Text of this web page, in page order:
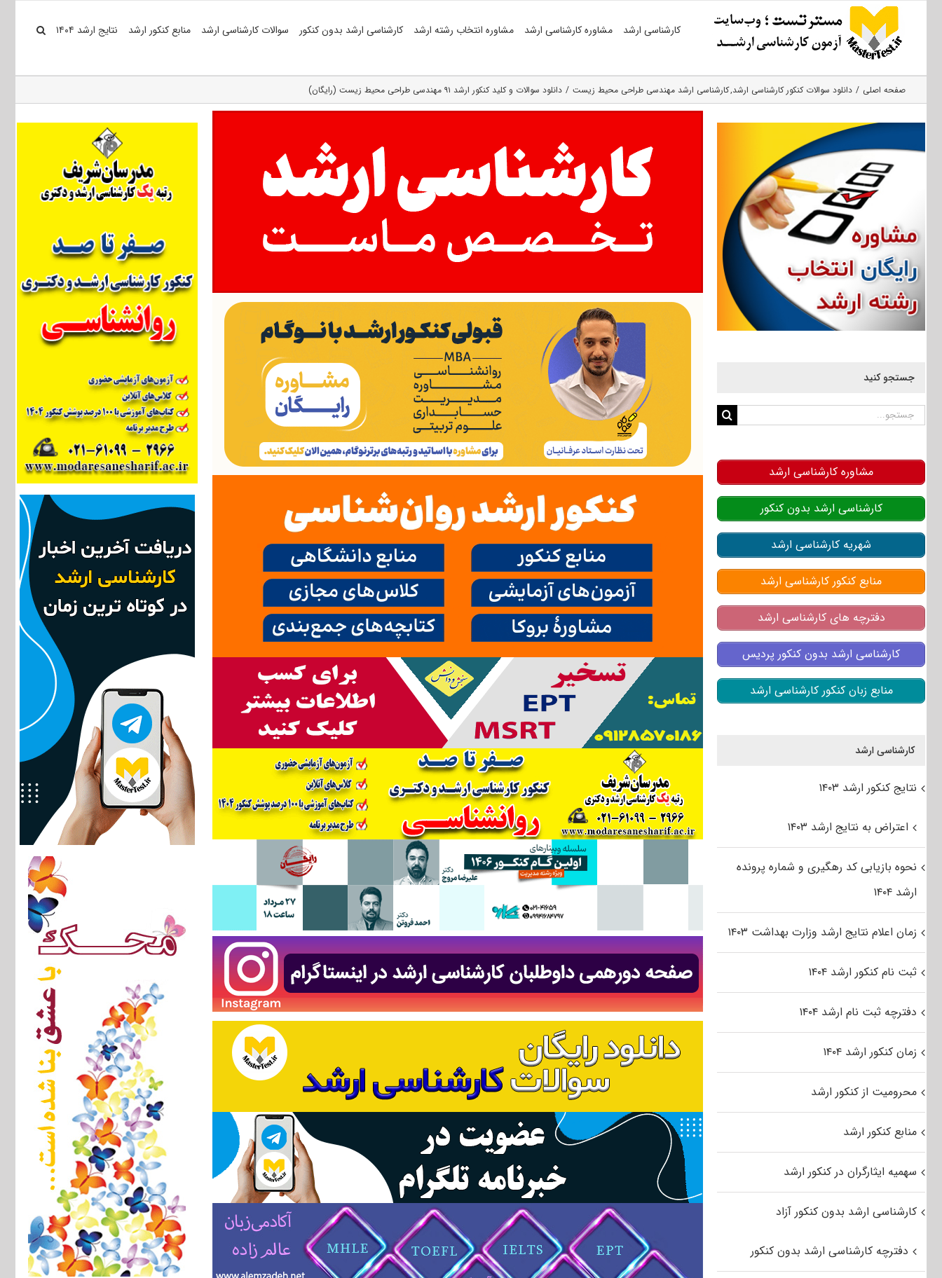
کارشناسی ارشد مشاوره کارشناسی ارشد مشاوره انتخاب رشته ارشد کارشناسی ارشد بدون کنکور سوالات کارشناسی ارشد منابع کنکور ارشد نتایج ارشد ۱۴۰۴
صفحه اصلی دانلود سوالات کنکور کارشناسی ارشد کارشناسی ارشد مهندسی طراحی محیط زیست دانلود سوالات و کلید کنکور ارشد ۹۱ مهندسی طراحی محیط زیست (رایگان)
جستجو کنید
جستجو
مشاوره کارشناسی ارشد
کارشناسی ارشد بدون کنکور
شهریه کارشناسی ارشد
منابع کنکور کارشناسی ارشد
دفترچه های کارشناسی ارشد
کارشناسی ارشد بدون کنکور پردیس
منابع زبان کنکور کارشناسی ارشد
کارشناسی ارشد
نتایج کنکور ارشد ۱۴۰۳
اعتراض به نتایج ارشد ۱۴۰۳
نحوه بازیابی کد رهگیری و شماره پرونده
ارشد ۱۴۰۴
زمان اعلام نتایج ارشد وزارت بهداشت ۱۴۰۳
ثبت نام کنکور ارشد ۱۴۰۴
دفترچه ثبت نام ارشد ۱۴۰۴
زمان کنکور ارشد ۱۴۰۴
محرومیت از کنکور ارشد
منابع کنکور ارشد
سهمیه ایثارگران در کنکور ارشد
کارشناسی ارشد بدون کنکور آزاد
دفترچه کارشناسی ارشد بدون کنکور